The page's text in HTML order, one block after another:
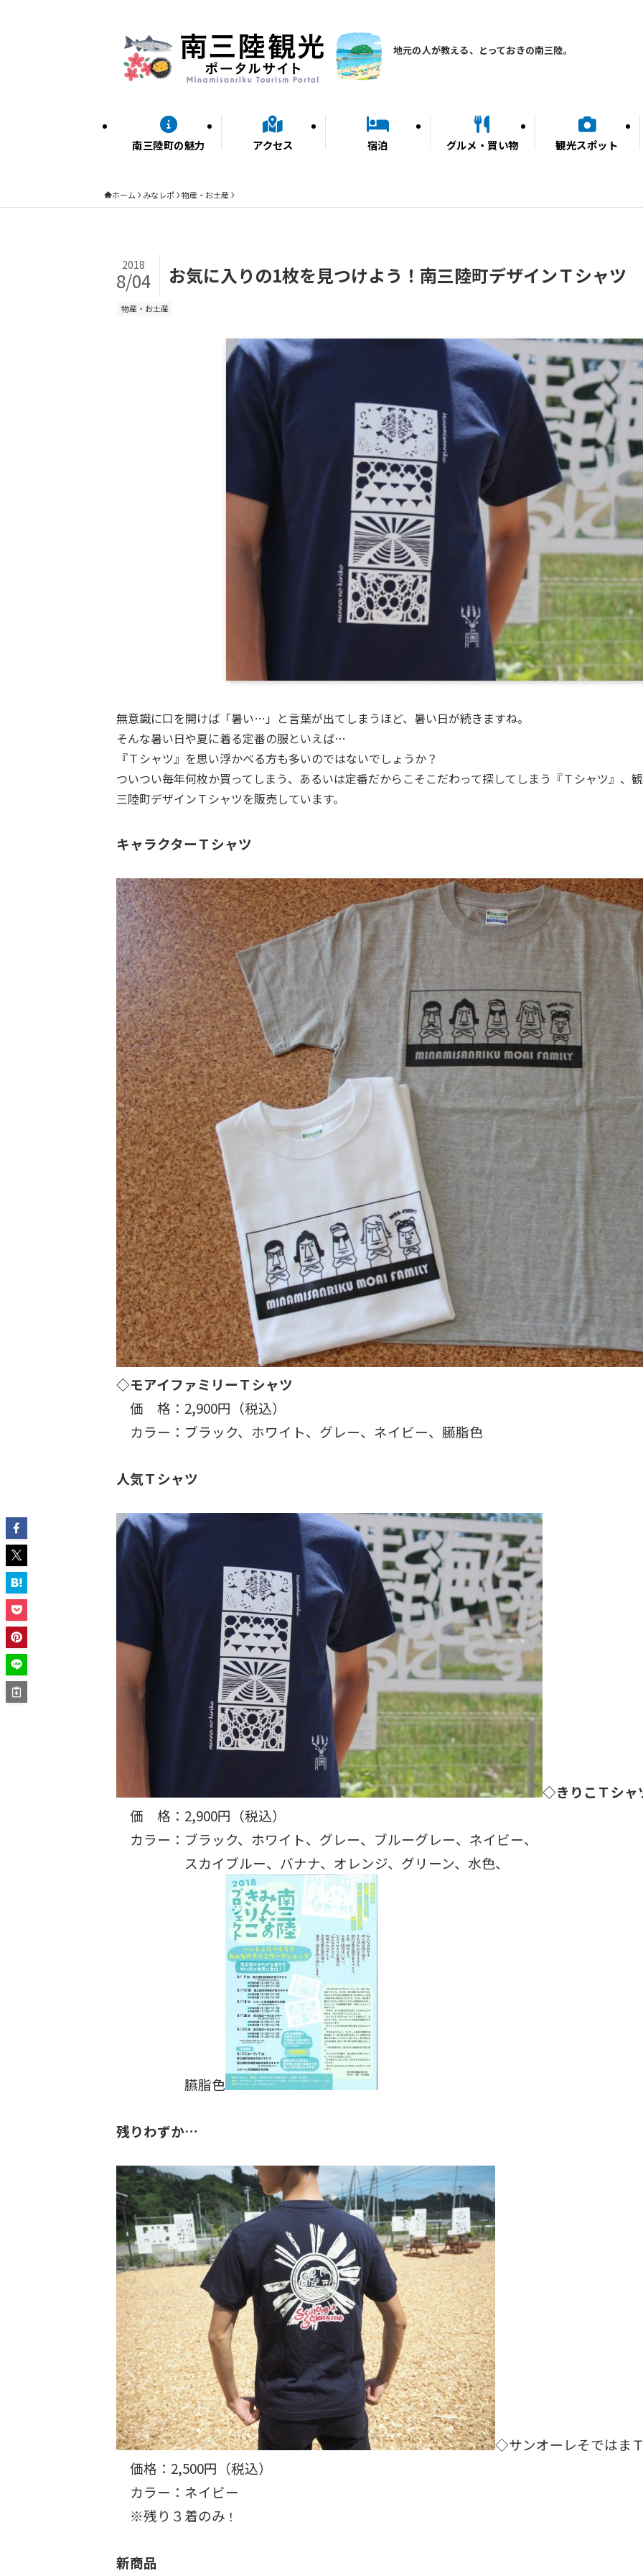
地元の人が教える、とっておきの南三陸。
南三陸町の魅力 アクセス 宿泊 グルメ・買い物 観光スポット
ホーム みなレポ 物産・お土産
お気に入りの1枚を見つけよう！南三陸町デザインＴシャツ
2018
8/04
物産・お土産
無意識に口を開けば「暑い…」と言葉が出てしまうほど、暑い日が続きますね。
そんな暑い日や夏に着る定番の服といえば…
『Ｔシャツ』を思い浮かべる方も多いのではないでしょうか？
ついつい毎年何枚か買ってしまう、あるいは定番だからこそこだわって探してしまう『Ｔシャツ』、
三陸町デザインＴシャツを販売しています。
キャラクターＴシャツ
◇モアイファミリーＴシャツ
価 格：2,900円（税込）
カラー：ブラック、ホワイト、グレー、ネイビー、臙脂色
人気Ｔシャツ
◇きりこＴシャ
価 格：2,900円（税込）
カラー：ブラック、ホワイト、グレー、ブルーグレー、ネイビー、
スカイブルー、バナナ、オレンジ、グリーン、水色、
臙脂色
残りわずか…
◇サンオーレそではま
価格：2,500円（税込）
カラー：ネイビー
※残り３着のみ ！
新商品